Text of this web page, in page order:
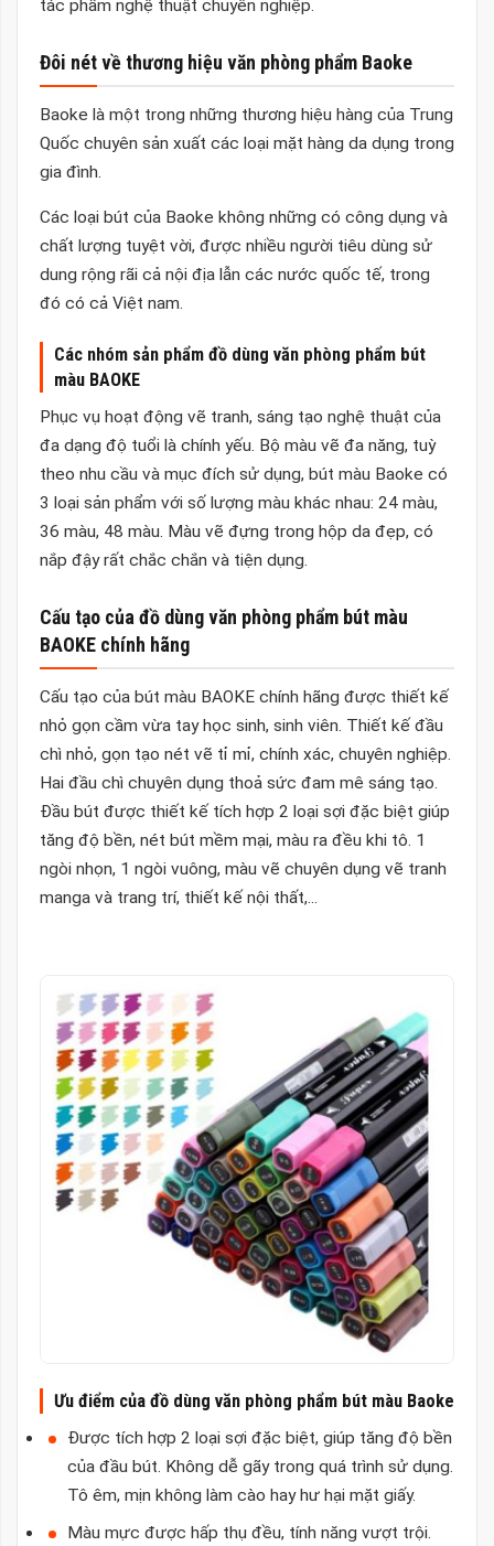
tác phẩm nghệ thuật chuyên nghiệp.
Đôi nét về thương hiệu văn phòng phẩm Baoke
Baoke là một trong những thương hiệu hàng của Trung
Quốc chuyên sản xuất các loại mặt hàng da dụng trong
gia đình.
Các loại bút của Baoke không những có công dụng và
chất lượng tuyệt vời, được nhiều người tiêu dùng sử
dung rộng rãi cả nội địa lẫn các nước quốc tế, trong
đó có cả Việt nam.
Các nhóm sản phẩm đồ dùng văn phòng phẩm bút
màu BAOKE
Phục vụ hoạt động vẽ tranh, sáng tạo nghệ thuật của
đa dạng độ tuổi là chính yếu. Bộ màu vẽ đa năng, tuỳ
theo nhu cầu và mục đích sử dụng, bút màu Baoke có
3 loại sản phẩm với số lượng màu khác nhau: 24 màu,
36 màu, 48 màu. Màu vẽ đựng trong hộp da đẹp, có
nắp đậy rất chắc chắn và tiện dụng.
Cấu tạo của đồ dùng văn phòng phẩm bút màu
BAOKE chính hãng
Cấu tạo của bút màu BAOKE chính hãng được thiết kế
nhỏ gọn cầm vừa tay học sinh, sinh viên. Thiết kế đầu
chì nhỏ, gọn tạo nét vẽ tỉ mỉ, chính xác, chuyên nghiệp.
Hai đầu chì chuyên dụng thoả sức đam mê sáng tạo.
Đầu bút được thiết kế tích hợp 2 loại sợi đặc biệt giúp
tăng độ bền, nét bút mềm mại, màu ra đều khi tô. 1
ngòi nhọn, 1 ngòi vuông, màu vẽ chuyên dụng vẽ tranh
manga và trang trí, thiết kế nội thất,...
Ưu điểm của đồ dùng văn phòng phẩm bút màu Baoke
Được tích hợp 2 loại sợi đặc biệt, giúp tăng độ bền
của đầu bút. Không dễ gãy trong quá trình sử dụng.
Tô êm, mịn không làm cào hay hư hại mặt giấy.
Màu mực được hấp thụ đều, tính năng vượt trội.